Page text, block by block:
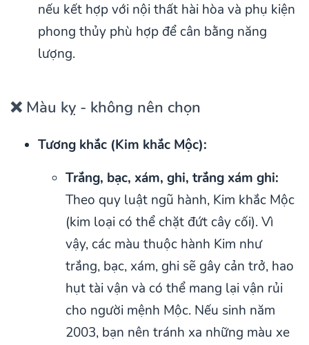
nếu kết hợp với nội thất hài hòa và phụ kiện
phong thủy phù hợp để cân bằng năng
lượng.
❌ Màu kỵ - không nên chọn
Tương khắc (Kim khắc Mộc):
Trắng, bạc, xám, ghi, trắng xám ghi:
Theo quy luật ngũ hành, Kim khắc Mộc
(kim loại có thể chặt đứt cây cối). Vì
vậy, các màu thuộc hành Kim như
trắng, bạc, xám, ghi sẽ gây cản trở, hao
hụt tài vận và có thể mang lại vận rủi
cho người mệnh Mộc. Nếu sinh năm
2003, bạn nên tránh xa những màu xe